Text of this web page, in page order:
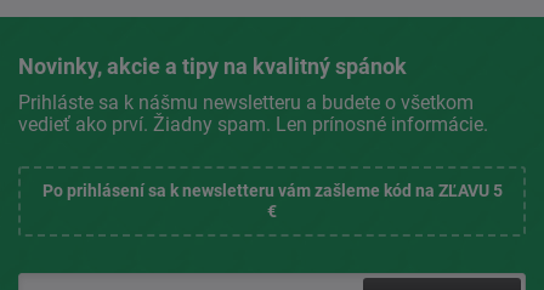
Novinky, akcie a tipy na kvalitný spánok
Prihláste sa k nášmu newsletteru a budete o všetkom
vedieť ako prví. Žiadny spam. Len prínosné informácie.
Po prihlásení sa k newsletteru vám zašleme kód na ZĽAVU 5
€